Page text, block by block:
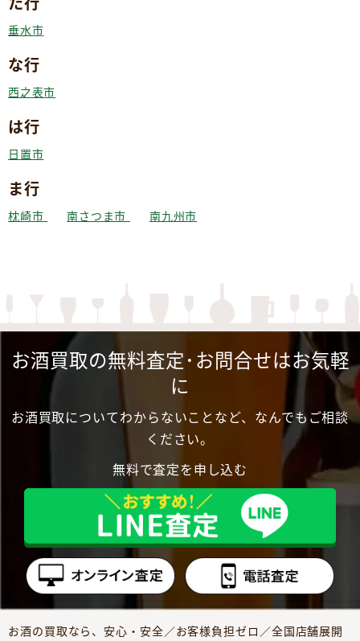
垂水市
な行
西之表市
は行
日置市
ま行
枕崎市 南さつま市 南九州市
お酒買取の無料査定･お問合せはお気軽
に
お酒買取についてわからないことなど、なんでもご相談
ください。
無料で査定を申し込む
お酒の買取なら、安心・安全／お客様負担ゼロ／全国店舗展開